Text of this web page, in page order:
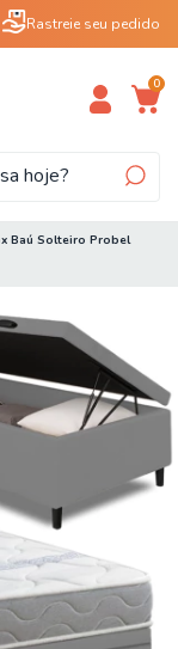
Rastreie seu pedido
0
Baú Solteiro Probel